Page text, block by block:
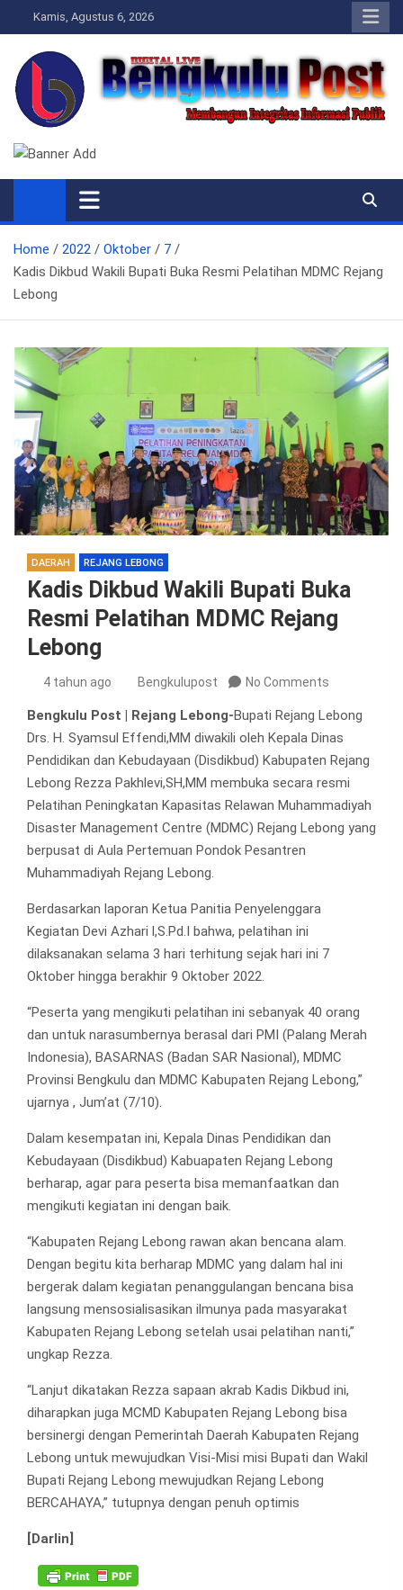
to
content
Kamis, Agustus 6, 2026
Bengkulupost.id
Bengkulupost
Home 2022 Oktober
7
Kadis Dikbud Wakili Bupati Buka Resmi Pelatihan MDMC Rejang
Lebong
DAERAH REJANG LEBONG
Kadis Dikbud Wakili Bupati Buka
Resmi Pelatihan MDMC Rejang
Lebong
4 tahun ago Bengkulupost No Comments
Bengkulu Post | Rejang Lebong-Bupati Rejang Lebong
Drs. H. Syamsul Effendi,MM diwakili oleh Kepala Dinas
Pendidikan dan Kebudayaan (Disdikbud) Kabupaten Rejang
Lebong Rezza Pakhlevi,SH,MM membuka secara resmi
Pelatihan Peningkatan Kapasitas Relawan Muhammadiyah
Disaster Management Centre (MDMC) Rejang Lebong yang
berpusat di Aula Pertemuan Pondok Pesantren
Muhammadiyah Rejang Lebong.
Berdasarkan laporan Ketua Panitia Penyelenggara
Kegiatan Devi Azhari l,S.Pd.I bahwa, pelatihan ini
dilaksanakan selama 3 hari terhitung sejak hari ini 7
Oktober hingga berakhir 9 Oktober 2022.
“Peserta yang mengikuti pelatihan ini sebanyak 40 orang
dan untuk narasumbernya berasal dari PMI (Palang Merah
Indonesia), BASARNAS (Badan SAR Nasional), MDMC
Provinsi Bengkulu dan MDMC Kabupaten Rejang Lebong,”
ujarnya , Jum’at (7/10).
Dalam kesempatan ini, Kepala Dinas Pendidikan dan
Kebudayaan (Disdikbud) Kabuapaten Rejang Lebong
berharap, agar para peserta bisa memanfaatkan dan
mengikuti kegiatan ini dengan baik.
“Kabupaten Rejang Lebong rawan akan bencana alam.
Dengan begitu kita berharap MDMC yang dalam hal ini
bergerak dalam kegiatan penanggulangan bencana bisa
langsung mensosialisasikan ilmunya pada masyarakat
Kabupaten Rejang Lebong setelah usai pelatihan nanti,”
ungkap Rezza.
“Lanjut dikatakan Rezza sapaan akrab Kadis Dikbud ini,
diharapkan juga MCMD Kabupaten Rejang Lebong bisa
bersinergi dengan Pemerintah Daerah Kabupaten Rejang
Lebong untuk mewujudkan Visi-Misi misi Bupati dan Wakil
Bupati Rejang Lebong mewujudkan Rejang Lebong
BERCAHAYA,” tutupnya dengan penuh optimis
[Darlin]